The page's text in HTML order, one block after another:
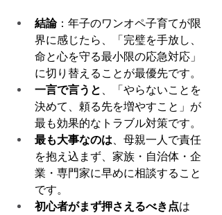
結論：年子のワンオペ子育てが限
界に感じたら、「完璧を手放し、
命と心を守る最小限の応急対応」
に切り替えることが最優先です。
一言で言うと
、「やらないことを
決めて、頼る先を増やすこと」が
最も効果的なトラブル対策です。
最も大事なのは 、母親一人で責任
を抱え込まず、家族・自治体・企
業・専門家に早めに相談すること
です。
初心者がまず押さえるべき点は